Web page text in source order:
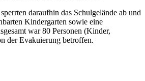
daraufhin das Schulgelände ab und
Kindergarten sowie eine
war 80 Personen (Kinder,
der Evakuierung betroffen.